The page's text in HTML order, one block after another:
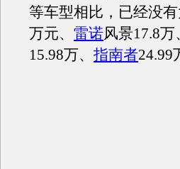
等车型相比，已经没有
万元、 雷诺风景17.8万
15.98万、 指南者24.99